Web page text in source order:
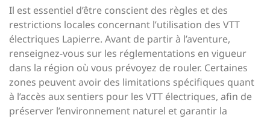
Il est essentiel d’être conscient des règles et des
restrictions locales concernant l’utilisation des VTT
électriques Lapierre. Avant de partir à l’aventure,
renseignez-vous sur les réglementations en vigueur
dans la région où vous prévoyez de rouler. Certaines
zones peuvent avoir des limitations spécifiques quant
à l’accès aux sentiers pour les VTT électriques, afin de
préserver l’environnement naturel et garantir la